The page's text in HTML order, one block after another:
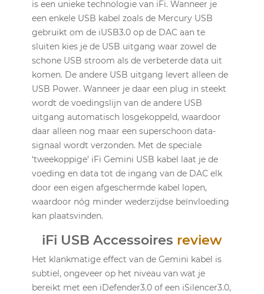
is een unieke technologie van iFi. Wanneer je
een enkele USB kabel zoals de Mercury USB
gebruikt om de iUSB3.0 op de DAC aan te
sluiten kies je de USB uitgang waar zowel de
schone USB stroom als de verbeterde data uit
komen. De andere USB uitgang levert alleen de
USB Power. Wanneer je daar een plug in steekt
wordt de voedingslijn van de andere USB
uitgang automatisch losgekoppeld, waardoor
daar alleen nog maar een superschoon data-
signaal wordt verzonden. Met de speciale
‘tweekoppige’ iFi Gemini USB kabel laat je de
voeding en data tot de ingang van de DAC elk
door een eigen afgeschermde kabel lopen,
waardoor nóg minder wederzijdse beïnvloeding
kan plaatsvinden.
iFi USB Accessoires review
Het klankmatige effect van de Gemini kabel is
subtiel, ongeveer op het niveau van wat je
bereikt met een iDefender3.0 of een iSilencer3.0,